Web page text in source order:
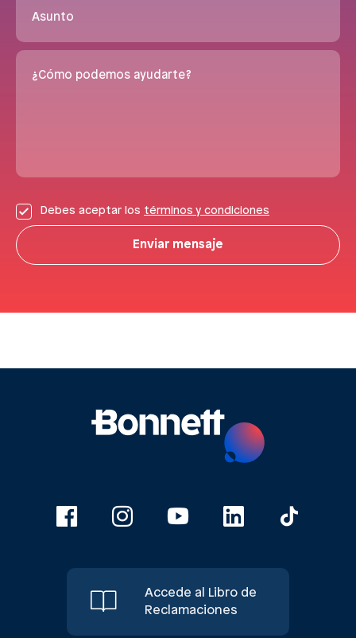
Asunto
¿Cómo podemos ayudarte?
Debes aceptar los términos y condiciones
Enviar mensaje
Accede al Libro de
Reclamaciones